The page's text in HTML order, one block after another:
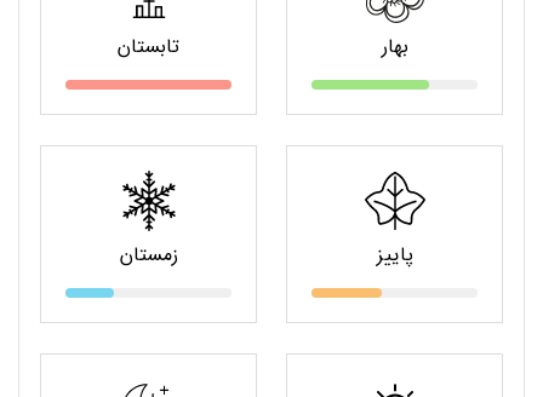
بهار تابستان
پاییز زمستان